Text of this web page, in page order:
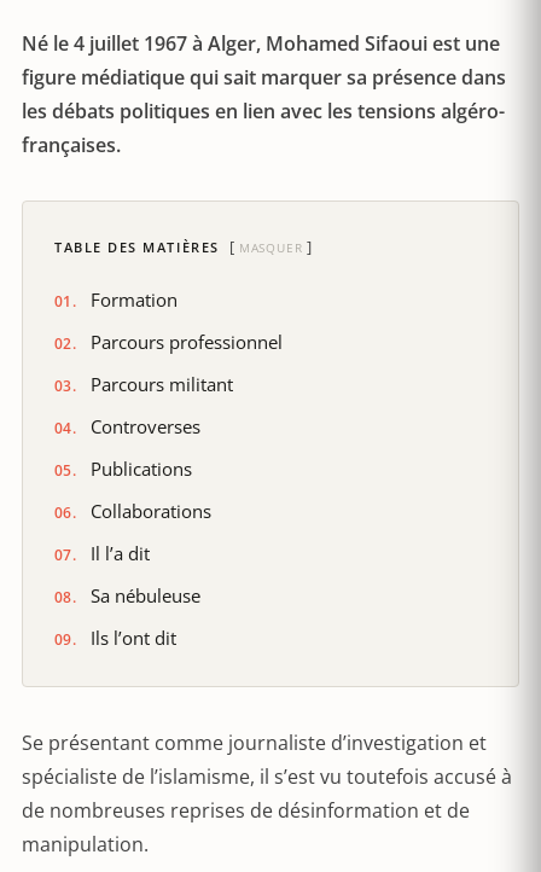
Né le 4 juillet 1967 à Alger, Mohamed Sifaoui est une
figure médiatique qui sait marquer sa présence dans
les débats politiques en lien avec les tensions algéro-
françaises.
TABLE DES MATIÈRES MASQUER
Formation
Parcours professionnel
Parcours militant
Controverses
Publications
Collaborations
Il l’a dit
Sa nébuleuse
Ils l’ont dit
Se présentant comme journaliste d’investigation et
spécialiste de l’islamisme, il s’est vu toutefois accusé à
de nombreuses reprises de désinformation et de
manipulation.